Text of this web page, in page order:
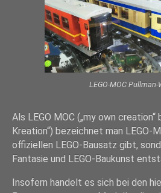
LEGO-MOC Pullman-
Als LEGO MOC („my own creation“
Kreation“) bezeichnet man LEGO-
offiziellen LEGO-Bausatz gibt,
Fantasie und LEGO-Baukunst
Insofern handelt es sich bei den